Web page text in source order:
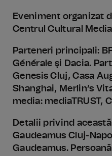
Eveniment organizat
Centrul Cultural
Parteneri principali:
Générale şi Dacia.
Genesis Cluj, Casa
Shanghai, Merlin’s
media: mediaTRUST,
Detalii privind
Gaudeamus Cluj-
Gaudeamus.